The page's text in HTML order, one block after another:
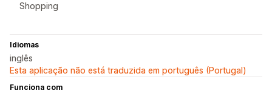
Shopping
Idiomas
inglês
Esta aplicação não está traduzida em português (Portugal)
Funciona com